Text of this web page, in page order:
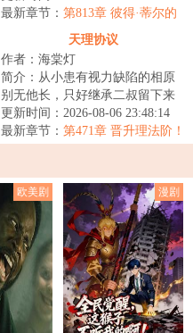
打工人父亲来到...
最新章节： 第813章 彼得·蒂尔的
密报！市场的观点
天理协议
作者：海棠灯
简介：从小患有视力缺陷的相原
别无他长，只好继承二叔留下来
的风水堂，帮助客人们占卜运
势，消灾解厄，趋...
更新时间：2026-08-06 23:48:14
最新章节： 第471章 晋升理法阶！
欧美剧 漫剧